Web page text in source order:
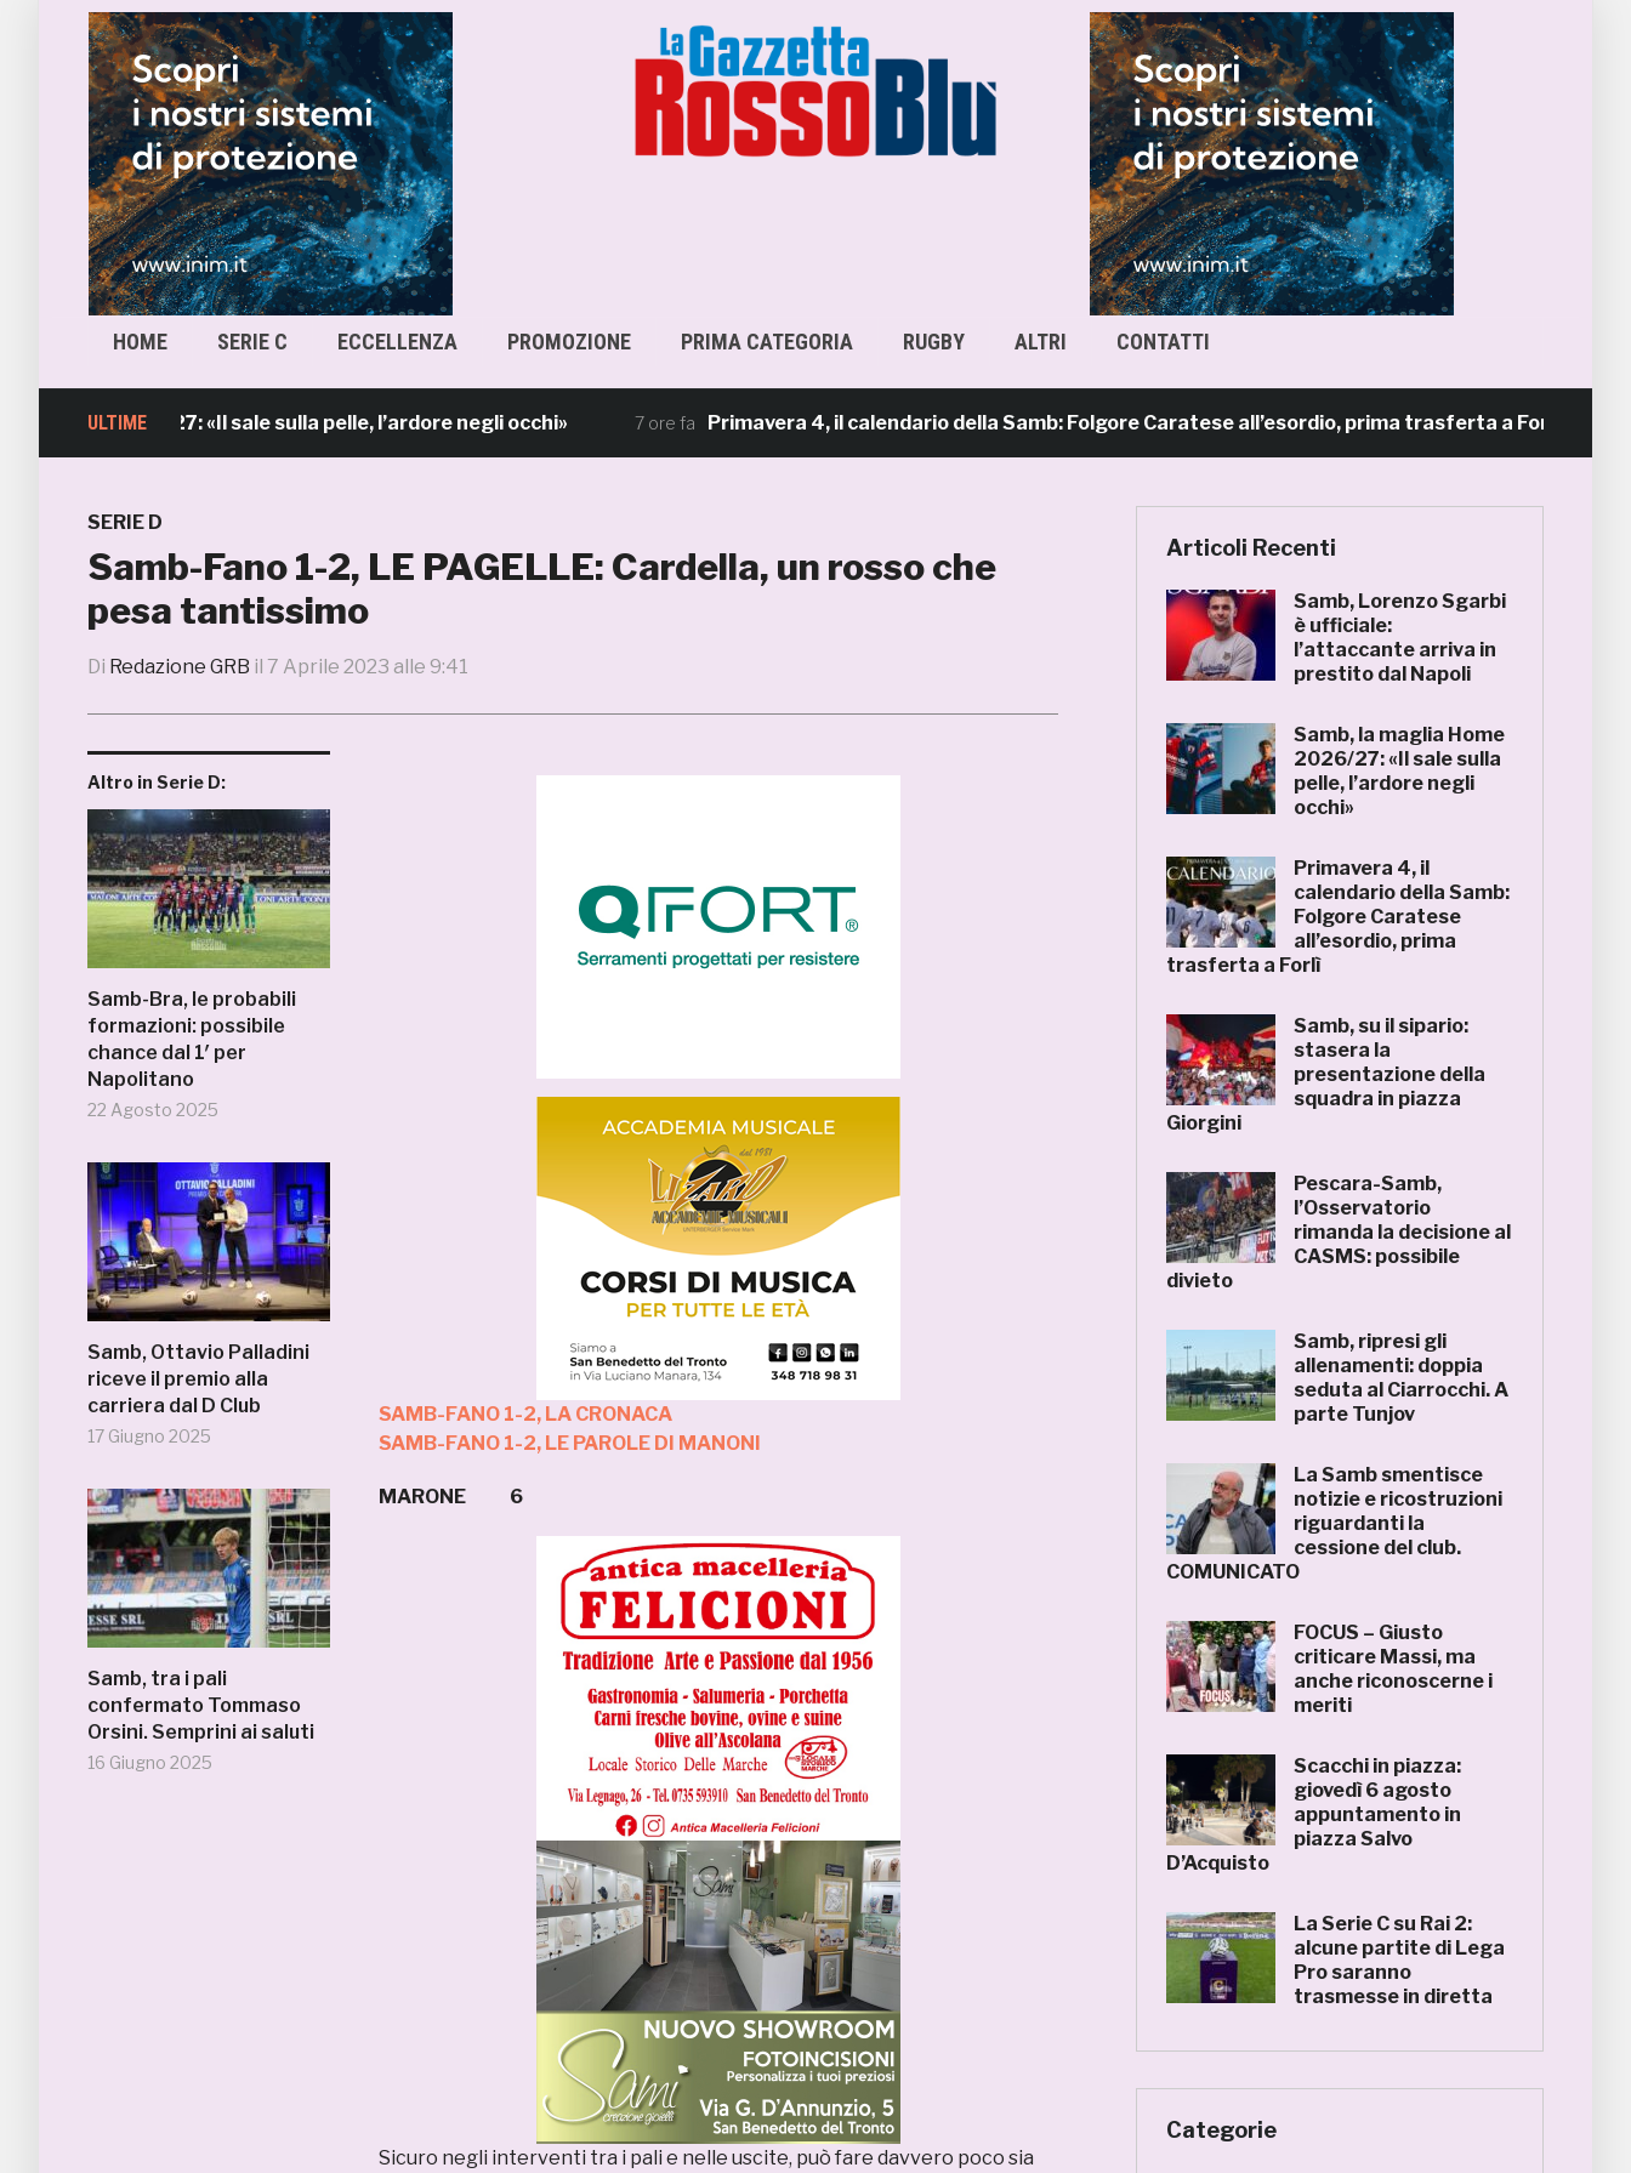
HOME SERIE C ECCELLENZA PROMOZIONE PRIMA CATEGORIA RUGBY ALTRI CONTATTI
ULTIME
2026/27: «Il sale sulla pelle, l’ardore negli occhi» Primavera 4, il calendario della Samb: Folgore Caratese all’esordio, prima trasferta a Forlì
SERIE D
Samb-Fano 1-2, LE PAGELLE: Cardella, un rosso che
pesa tantissimo
Di Redazione GRB il 7 Aprile 2023 alle 9:41
Altro in Serie D:
Samb-Bra, le probabili
formazioni: possibile
chance dal 1′ per
Napolitano
22 Agosto 2025
Samb, Ottavio Palladini
riceve il premio alla
carriera dal D Club
17 Giugno 2025
Samb, tra i pali
confermato Tommaso
Orsini. Semprini ai saluti
16 Giugno 2025
SAMB-FANO 1-2, LA CRONACA
SAMB-FANO 1-2, LE PAROLE DI MANONI
MARONE 6
Sicuro negli interventi tra i pali e nelle uscite, può fare davvero poco sia
Articoli Recenti
Samb, Lorenzo Sgarbi
è ufficiale:
l’attaccante arriva in
prestito dal Napoli
Samb, la maglia Home
2026/27: «Il sale sulla
pelle, l’ardore negli
occhi»
Primavera 4, il
calendario della Samb:
Folgore Caratese
all’esordio, prima
trasferta a Forlì
Samb, su il sipario:
stasera la
presentazione della
squadra in piazza
Giorgini
Pescara-Samb,
l’Osservatorio
rimanda la decisione al
CASMS: possibile
divieto
Samb, ripresi gli
allenamenti: doppia
seduta al Ciarrocchi. A
parte Tunjov
La Samb smentisce
notizie e ricostruzioni
riguardanti la
cessione del club.
COMUNICATO
FOCUS – Giusto
criticare Massi, ma
anche riconoscerne i
meriti
Scacchi in piazza:
giovedì 6 agosto
appuntamento in
piazza Salvo
D’Acquisto
La Serie C su Rai 2:
alcune partite di Lega
Pro saranno
trasmesse in diretta
Categorie